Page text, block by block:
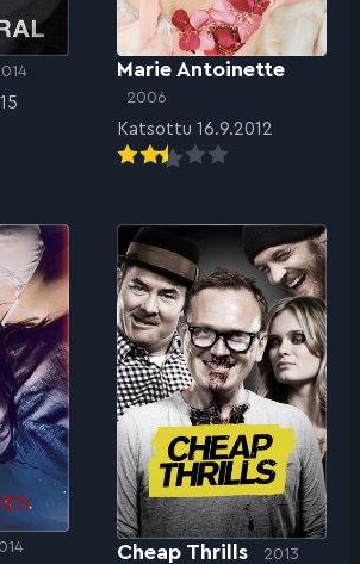
Marie Antoinette
2006
Katsottu 16.9.2012
Cheap Thrills 2013